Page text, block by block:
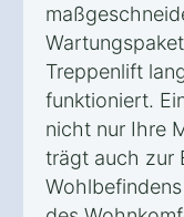
Treppenlift
funktioniert.
nicht nur Ihre
trägt auch zur